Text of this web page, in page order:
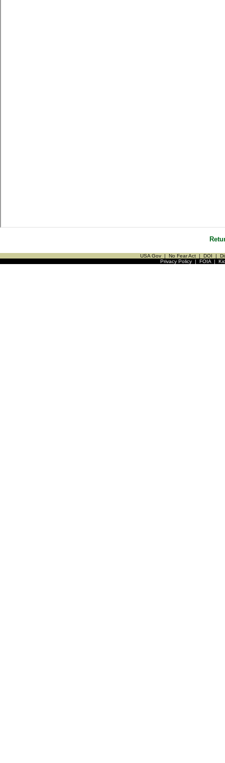
USA Gov | No Fear Act | DOI |
Privacy Policy| FOIA|